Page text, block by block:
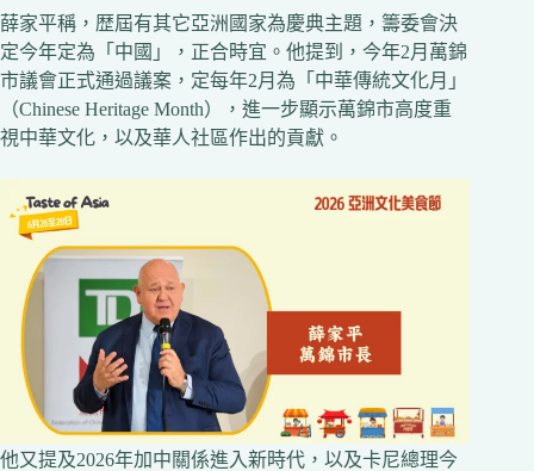
薛家平稱，歴屆有其它亞洲國家為慶典主題，籌委會決
定今年定為「中國」，正合時宜。他提到，今年2月萬錦
市議會正式通過議案，定每年2月為「中華傳統文化月」
（Chinese Heritage Month），進一步顯示萬錦市高度重
視中華文化，以及華人社區作出的貢獻。
他又提及2026年加中關係進入新時代，以及卡尼總理今